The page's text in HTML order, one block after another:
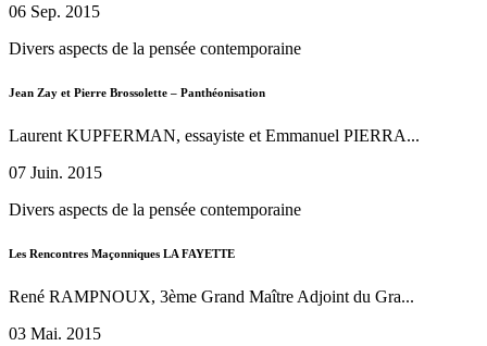
06 Sep. 2015
Divers aspects de la pensée contemporaine
Jean Zay et Pierre Brossolette – Panthéonisation
Laurent KUPFERMAN, essayiste et Emmanuel PIERRA...
07 Juin. 2015
Divers aspects de la pensée contemporaine
Les Rencontres Maçonniques LA FAYETTE
René RAMPNOUX, 3ème Grand Maître Adjoint du Gra...
03 Mai. 2015